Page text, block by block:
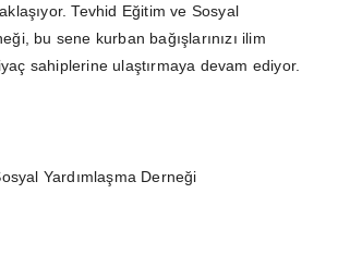
Tevhid Eğitim ve Sosyal
bu sene kurban bağışlarınızı ilim
sahiplerine ulaştırmaya devam ediyor.
Yardımlaşma Derneği